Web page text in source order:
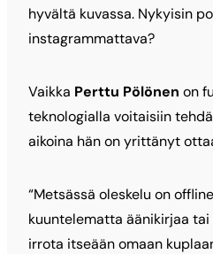
hyvältä kuvassa. Nykyisin
instagrammattava?
Vaikka Perttu Pölönen on
teknologialla voitaisiin
aikoina hän on yrittänyt
“Metsässä oleskelu on
kuuntelematta äänikirjaa tai
irrota itseään omaan